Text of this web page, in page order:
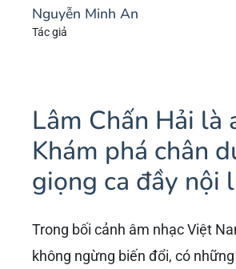
Nguyễn Minh An
Tác giả
Lâm Chấn Hải là
Khám phá chân
giọng ca đầy nội
Trong bối cảnh âm nhạc Việt
không ngừng biến đổi, có